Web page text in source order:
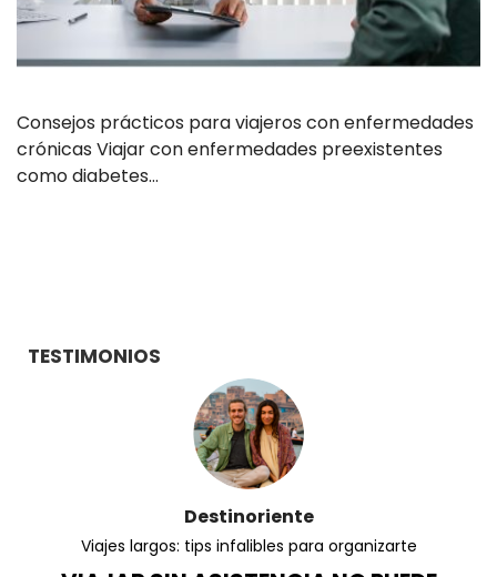
Consejos prácticos para viajeros con enfermedades
crónicas Viajar con enfermedades preexistentes
como diabetes…
TESTIMONIOS
Destinoriente
Viajes largos: tips infalibles para organizarte